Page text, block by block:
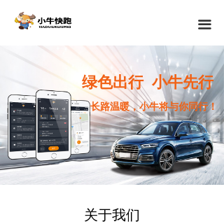
끀
绿色出行 小牛先行
长路温暖，小牛将与你同行！
关于我们